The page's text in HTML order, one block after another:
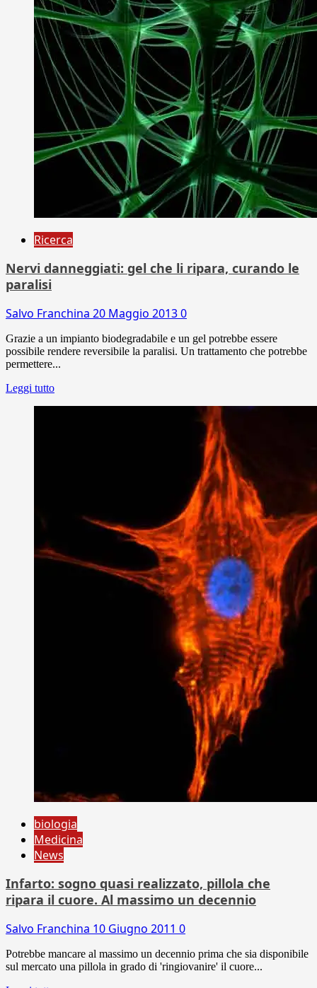
Ricerca
Nervi danneggiati: gel che li ripara, curando le
paralisi
Salvo Franchina 20 Maggio 20130
Grazie a un impianto biodegradabile e un gel potrebbe essere
possibile rendere reversibile la paralisi. Un trattamento che potrebbe
permettere...
Leggi tutto
biologia
Medicina
News
Infarto: sogno quasi realizzato, pillola che
ripara il cuore. Al massimo un decennio
Salvo Franchina 10 Giugno 2011 0
Potrebbe mancare al massimo un decennio prima che sia disponibile
sul mercato una pillola in grado di 'ringiovanire' il cuore...